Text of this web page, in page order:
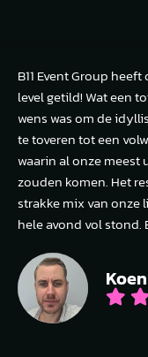
B11 Event Group
level getild! Wat een
wens was om de
te toveren tot een
waarin al onze
zouden komen. Het
strakke mix van onze
hele avond vol stond.